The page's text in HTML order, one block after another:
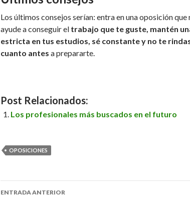
Los últimos consejos serían: entra en una oposición
ayude a conseguir el trabajo que te guste, mantén
estricta en tus estudios, sé constante y no te
cuanto antes a prepararte.
Post Relacionados:
Los profesionales más buscados en el futuro
OPOSICIONES
ENTRADA ANTERIOR